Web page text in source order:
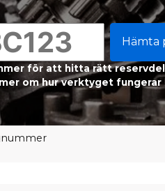
Hämta
för att hitta rätt
om hur verktyget fungerar